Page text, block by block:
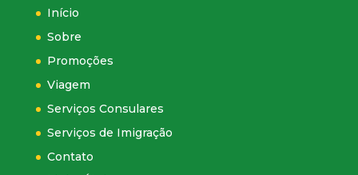
Início
Sobre
Promoções
Viagem
Serviços Consulares
Serviços de Imigração
Contato